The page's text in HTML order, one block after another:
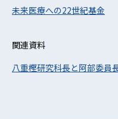
未来医療への22世紀基金
関連資料
八重樫研究科長と阿部委員